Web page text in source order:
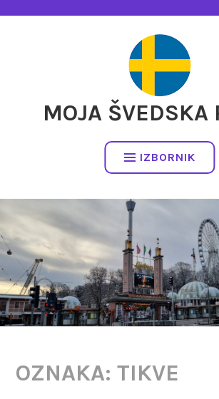
MOJA ŠVEDSKA
IZBORNIK
OZNAKA:TIKVE